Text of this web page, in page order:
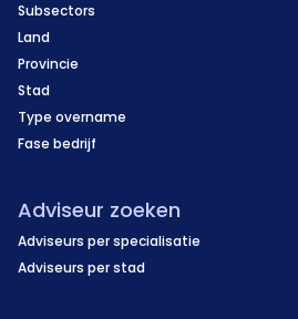
Subsectors
Land
Provincie
Stad
Type overname
Fase bedrijf
Adviseur zoeken
Adviseurs per specialisatie
Adviseurs per stad